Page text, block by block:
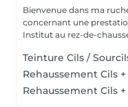
Bienvenue dans ma
concernant une
Institut au rez-de-
Teinture Cils /
Rehaussement Cils
Rehaussement Cils